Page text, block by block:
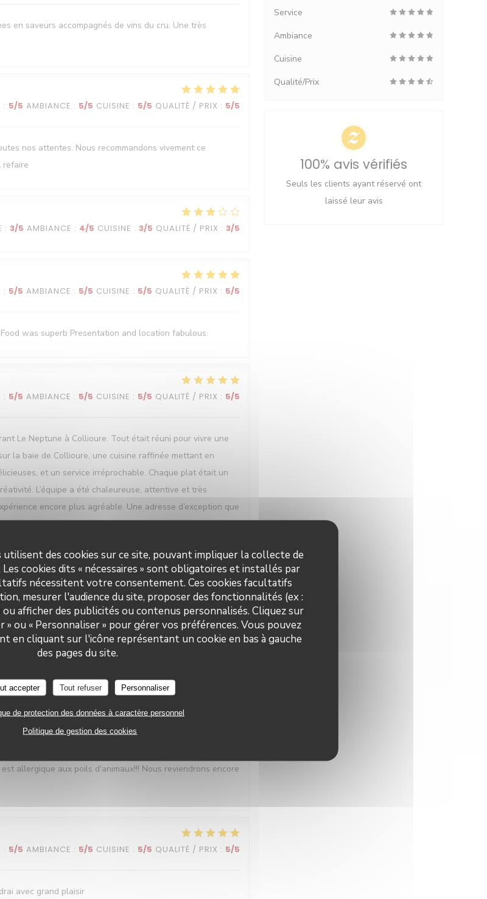
des cookies sur ce site, pouvant impliquer la collecte de
cookies dits « nécessaires » sont obligatoires et installés par
nécessitent votre consentement. Ces cookies facultatifs
mesurer l'audience du site, proposer des fonctionnalités (ex :
ou afficher des publicités ou contenus personnalisés. Cliquez sur
» ou « Personnaliser » pour gérer vos préférences. Vous pouvez
en cliquant sur l'icône représentant un cookie en bas à gauche
des pages du site.
accepter Tout refuser Personnaliser
de protection des données à caractère personnel
Politique de gestion des cookies
en saveurs accompagnés de vins du cru. Une très
: 5/5 AMBIANCE : 5/5 CUISINE : 5/5 QUALITÉ / PRIX : 5/5
nos attentes. Nous recommandons vivement ce
refaire
: 3/5 AMBIANCE : 4/5 CUISINE : 3/5 QUALITÉ / PRIX : 3/5
: 5/5 AMBIANCE : 5/5 CUISINE : 5/5 QUALITÉ / PRIX : 5/5
was superb Presentation and location fabulous.
: 5/5 AMBIANCE : 5/5 CUISINE : 5/5 QUALITÉ / PRIX : 5/5
Le Neptune à Collioure. Tout était réuni pour vivre une
la baie de Collioure, une cuisine raffinée mettant en
et un service irréprochable. Chaque plat était un
L’équipe a été chaleureuse, attentive et très
encore plus agréable. Une adresse d’exception que
l’équipe pour leur passion et leur savoir-faire. Nous
: 5/5 AMBIANCE: 5/5 CUISINE: 5/5 QUALITÉ / PRIX: 4/5
: 5 /5 AMBIANCE: 4/5 CUISINE: 5/5 QUALITÉ / PRIX
beauté. En revanche pénible de devoir subir les gens
allergique aux poils d'animaux!!! Nous reviendrons encore
: 5/5 AMBIANCE : 5/5 CUISINE : 5/5 QUALITÉ / PRIX : 5/5
avec grand plaisir
Service
Ambiance
Cuisine
Qualité/Prix
100% avis vérifiés
Seuls les clients ayant réservé ont
laissé leur avis
Le Neptune